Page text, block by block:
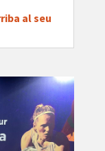
al seu